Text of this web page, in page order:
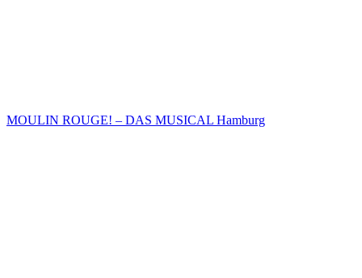
MOULIN ROUGE! – DAS MUSICAL Hamburg